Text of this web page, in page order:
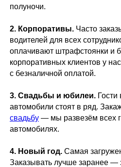
полуночи.
2. Корпоративы. Часто
водителей для всех
оплачивают штрафстоянки и
корпоративных клиентов у
с безналичной оплатой.
3. Свадьбы и юбилеи.
автомобили стоят в ряд.
свадьбу — мы развезём всех
автомобилях.
4. Новый год. Самая
Заказывать лучше заранее —